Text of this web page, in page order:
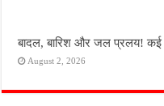
बादल, बारिश और जल प्रलय! कई
August 2, 2026